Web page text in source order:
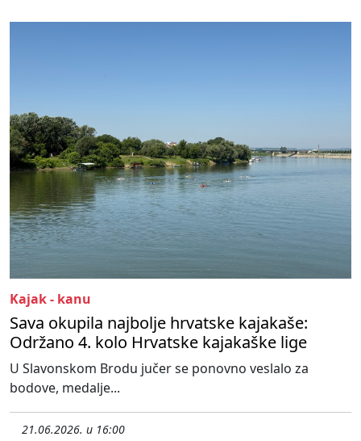
Kajak - kanu
Sava okupila najbolje hrvatske kajakaše:
Održano 4. kolo Hrvatske kajakaške lige
U Slavonskom Brodu jučer se ponovno veslalo za
bodove, medalje...
21.06.2026. u 16:00